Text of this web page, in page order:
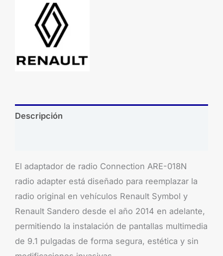
Descripción
El adaptador de radio Connection ARE-018N
radio adapter está diseñado para reemplazar la
radio original en vehículos Renault Symbol y
Renault Sandero desde el año 2014 en adelante,
permitiendo la instalación de pantallas multimedia
de 9.1 pulgadas de forma segura, estética y sin